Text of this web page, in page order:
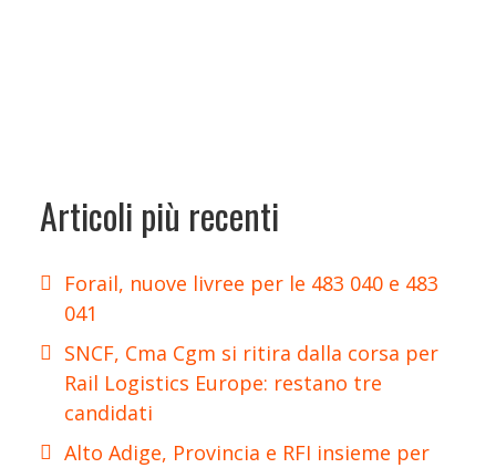
Articoli più recenti
Forail, nuove livree per le 483 040 e 483
041
SNCF, Cma Cgm si ritira dalla corsa per
Rail Logistics Europe: restano tre
candidati
Alto Adige, Provincia e RFI insieme per